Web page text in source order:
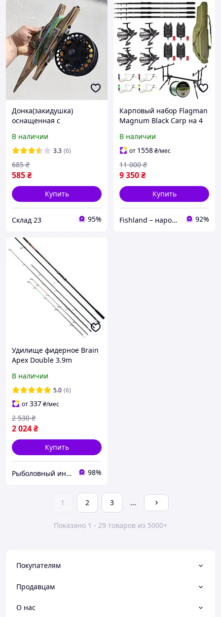
Донка(закидушка)
оснащенная с
Ручная работа
В наличии
3.3 (6)
585₴
685 ₴
Купить
Склад 23 95%
Карповый набор Flagman
Magnum Black Carp на 4
катушками, род-подом,
сигнализаторами, чехлом
и леской 0,30 мм
В наличии
от 1558₴/мес
9 350₴
11 000 ₴
Купить
Fishland – народный рыболовный магазин. Здесь пахнет рыбаком и хорошим отдыхом 92%
Удилище фидерное Brain
Apex Double 3.9m
1858.40.75)
В наличии
5.0 (6)
от337₴/мес
2 024₴
2 530 ₴
Купить
Рыболовный интернет магазин "РЫБАЦЮГА" 98%
1 2 3 ...
Показано 1 - 29 товаров из 5000+
Покупателям
Продавцам
О нас